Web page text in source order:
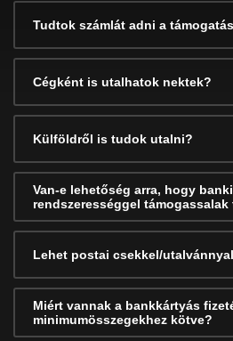
Tudtok számlát adni a
Cégként is utalhatok nektek?
Külföldről is tudok utalni?
Van-e lehetőség arra, hogy
rendszerességgel támogassalak
Lehet postai csekkel/
Miért vannak a bankkártyás
minimumösszegekhez kötve?